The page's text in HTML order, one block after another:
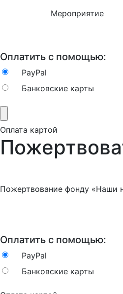
Мероприятие
Оплатить с помощью:
PayPal
Банковские карты
Оплата картой
Пожертвование фонду «Наши
Оплатить с помощью:
PayPal
Банковские карты